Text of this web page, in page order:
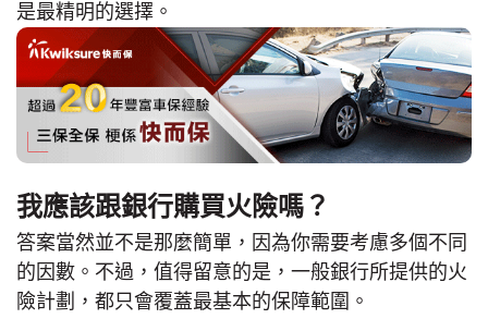
是最精明的選擇。
我應該跟銀行購買火險嗎？
答案當然並不是那麼簡單，因為你需要考慮多個不同
的因數。不過，值得留意的是，一般銀行所提供的火
險計劃，都只會覆蓋最基本的保障範圍。